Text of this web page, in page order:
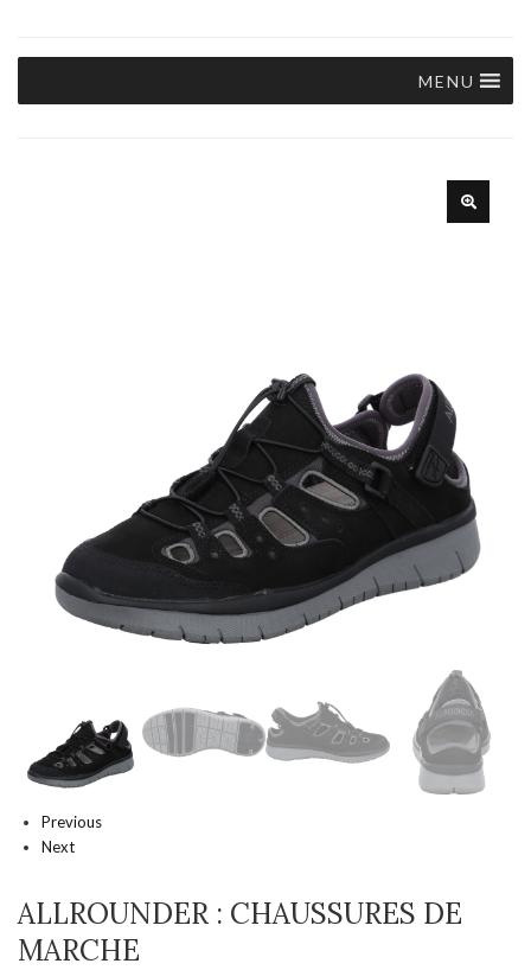
MENU
Previous
Next
ALLROUNDER : CHAUSSURES DE
MARCHE